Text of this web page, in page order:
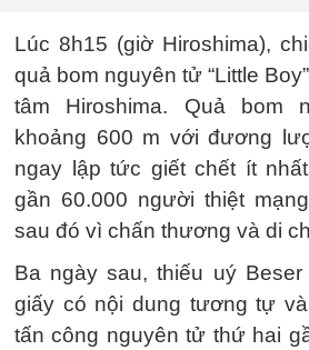
Lúc 8h15 (giờ Hiroshima),
quả bom nguyên tử “Little
tâm Hiroshima. Quả bom
khoảng 600 m với đương
ngay lập tức giết chết ít
gần 60.000 người thiệt
sau đó vì chấn thương và di
Ba ngày sau, thiếu uý
giấy có nội dung tương tự
tấn công nguyên tử thứ hai